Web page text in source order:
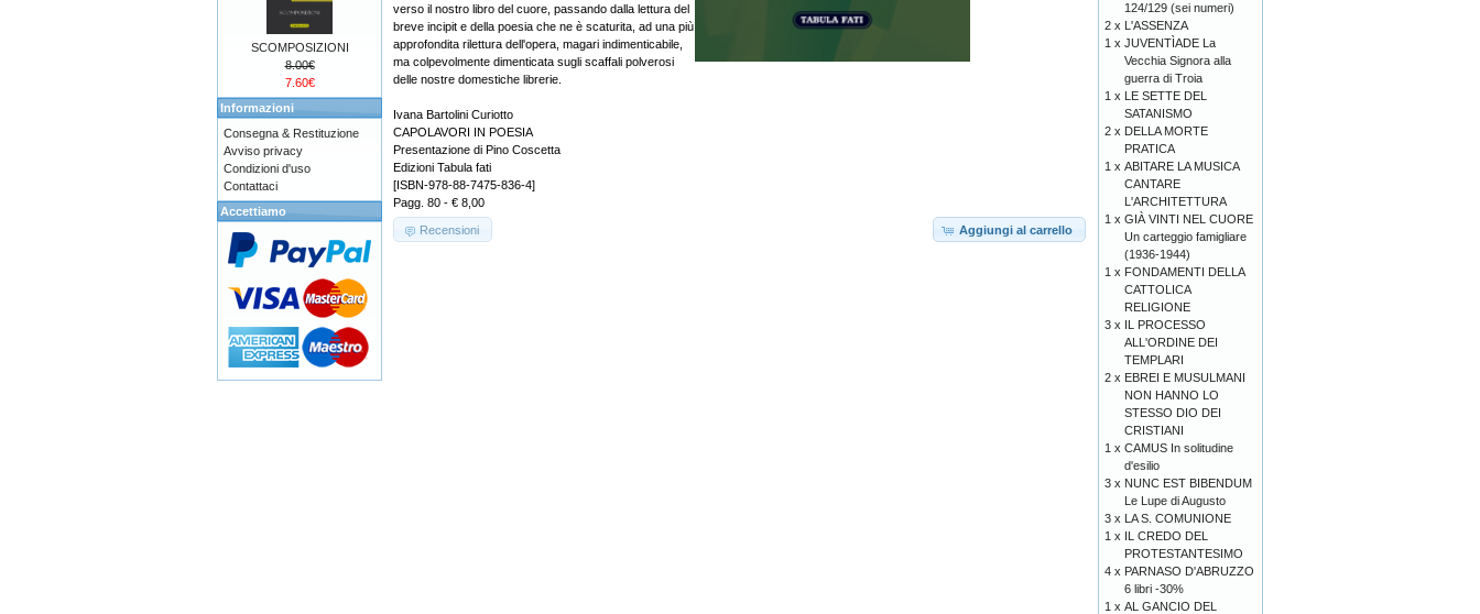
verso il nostro libro del cuore, passando dalla lettura del
breve incipit e della poesia che ne è scaturita, ad una più
approfondita rilettura dell'opera, magari indimenticabile,
ma colpevolmente dimenticata sugli scaffali polverosi
delle nostre domestiche librerie.
Ivana Bartolini Curiotto
CAPOLAVORI IN POESIA
Presentazione di Pino Coscetta
Edizioni Tabula fati
[ISBN-978-88-7475-836-4]
Pagg. 80 - € 8,00
Aggiungi al carrello
Recensioni
SCOMPOSIZIONI
8.00€
7.60€
Informazioni
Consegna & Restituzione
Avviso privacy
Condizioni d'uso
Contattaci
Accettiamo
124/129 (sei numeri)
2 x L'ASSENZA
1 x JUVENTÌADE La
Vecchia Signora alla
guerra di Troia
1 x LE SETTE DEL
SATANISMO
2 x DELLA MORTE
PRATICA
1 x ABITARE LA MUSICA
CANTARE
L'ARCHITETTURA
1 x GIÀ VINTI NEL CUORE
Un carteggio famigliare
(1936-1944)
1 x FONDAMENTI DELLA
CATTOLICA
RELIGIONE
3 x IL PROCESSO
ALL'ORDINE DEI
TEMPLARI
2 x EBREI E MUSULMANI
NON HANNO LO
STESSO DIO DEI
CRISTIANI
1 x CAMUS In solitudine
d'esilio
3 x NUNC EST BIBENDUM
Le Lupe di Augusto
3 x LA S. COMUNIONE
1 x IL CREDO DEL
PROTESTANTESIMO
4 x PARNASO D'ABRUZZO
6 libri -30%
1 x AL GANCIO DEL